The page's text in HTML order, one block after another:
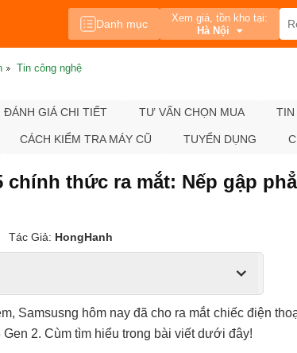
Danh mục
Xem giá, tồn kho tại:
Hà Nội
Tin công nghệ
ĐÁNH GIÁ CHI TIẾT TƯ VẤN CHỌN MUA TIN
CÁCH KIỂM TRA MÁY CŨ TUYỂN DỤNG
chính thức ra mắt: Nếp gập
Tác Giả: HongHanh
Samsusng hôm nay đã cho ra mắt chiếc điện
2. Cùm tìm hiểu trong bài viết dưới đây!